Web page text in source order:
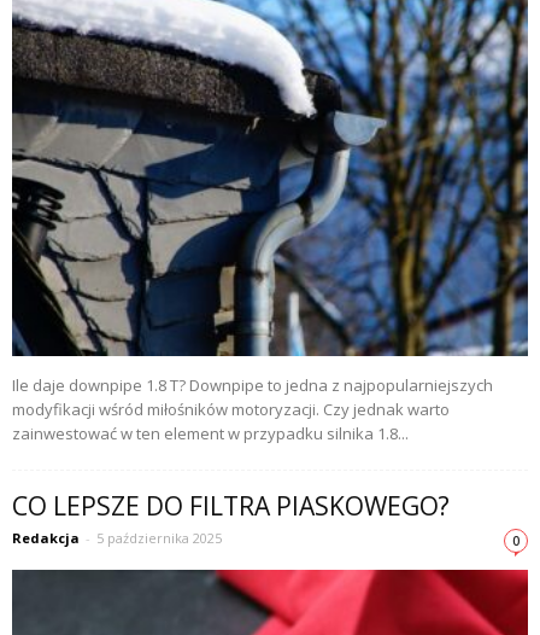
Ile daje downpipe 1.8 T? Downpipe to jedna z najpopularniejszych
modyfikacji wśród miłośników motoryzacji. Czy jednak warto
zainwestować w ten element w przypadku silnika 1.8...
CO LEPSZE DO FILTRA PIASKOWEGO?
Redakcja - 5 października 2025 0